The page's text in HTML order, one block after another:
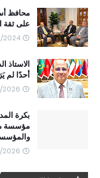
محافظ
على ثقة
7/21/2024
الاستاذ
أحدًا لم
7/30/2026
بكرة
مؤسسة
8/07/2026